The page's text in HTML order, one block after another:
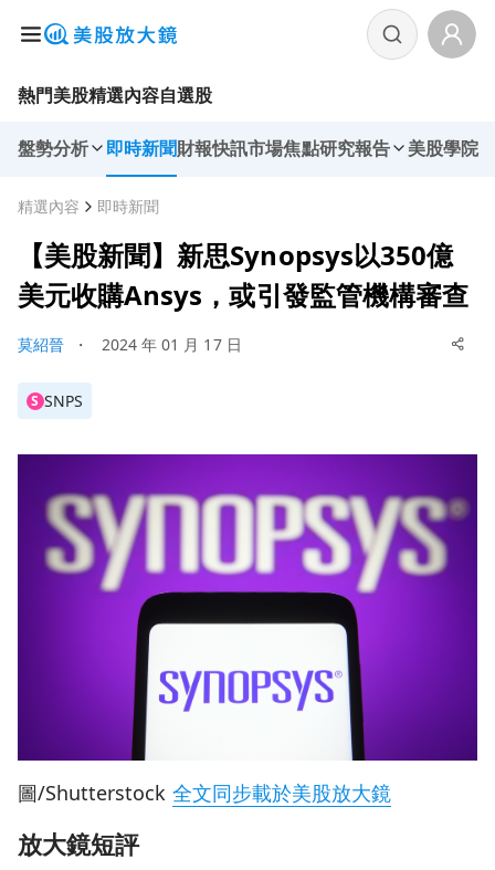
熱門美股精選內容自選股
盤勢分析 即時新聞財報快訊市場焦點研究報告 美股學院
精選內容 即時新聞
【美股新聞】新思Synopsys以350億
美元收購Ansys，或引發監管機構審查
莫紹晉 ・ 2024 年 01 月 17 日
S SNPS
圖/Shutterstock 全文同步載於美股放大鏡
放大鏡短評